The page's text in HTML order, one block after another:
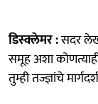
डिस्क्लेमर :सदर
समूह अशा
तुम्ही तज्ज्ञांचे